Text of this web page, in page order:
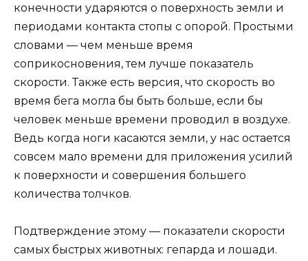
конечности ударяются о поверхность земли и
периодами контакта стопы с опорой. Простыми
словами — чем меньше время
соприкосновения, тем лучше показатель
скорости. Также есть версия, что скорость во
время бега могла бы быть больше, если бы
человек меньше времени проводил в воздухе.
Ведь когда ноги касаются земли, у нас остается
совсем мало времени для приложения усилий
к поверхности и совершения большего
количества толчков.
Подтверждение этому — показатели скорости
самых быстрых животных: гепарда и лошади.